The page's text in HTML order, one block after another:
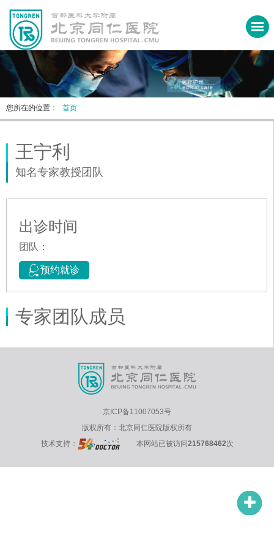
您所在的位置： 首页
王宁利
知名专家教授团队
出诊时间
团队：
预约就诊
专家团队成员
京ICP备11007053号
版权所有：北京同仁医院版权所有
技术支持：
本网站已被访问215768462次